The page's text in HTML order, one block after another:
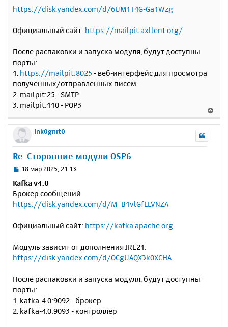
н
https://disk.yandex.com/d/6UM1T4G-Ga1Wzg
Официальный сайт: https://mailpit.axllent.org/
После распаковки и запуска модуля, будут доступны
порты:
1. https://mailpit:8025 - веб-интерфейс для просмотра
полученных/отправленных писем
2. mailpit:25 - SMTP
3. mailpit:110 - POP3
е
Ink0gnit0
Re: Сторонние модули OSP6
С
о
б
щ
н
и
18 мар 2025, 21:13
Kafka v4.0
Брокер сообщений
https://disk.yandex.com/d/M_B1vlGfLLVNZA
Официальный сайт: https://kafka.apache.org
Модуль зависит от дополнения JRE21:
https://disk.yandex.com/d/OCgUAQX3k0XCHA
После распаковки и запуска модуля, будут доступны
порты:
1. kafka-4.0:9092 - брокер
2. kafka-4.0:9093 - контроллер